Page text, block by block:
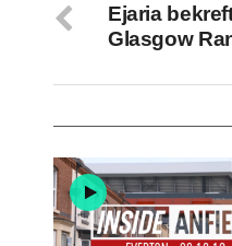
Ejaria
Glasgow